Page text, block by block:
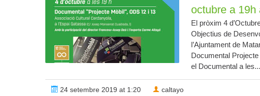
octubre a 19h
El pròxim 4
Objectius de
l’Ajuntament de
Documental
el Documental a les...
24 setembre 2019 at 1:20 caltayo